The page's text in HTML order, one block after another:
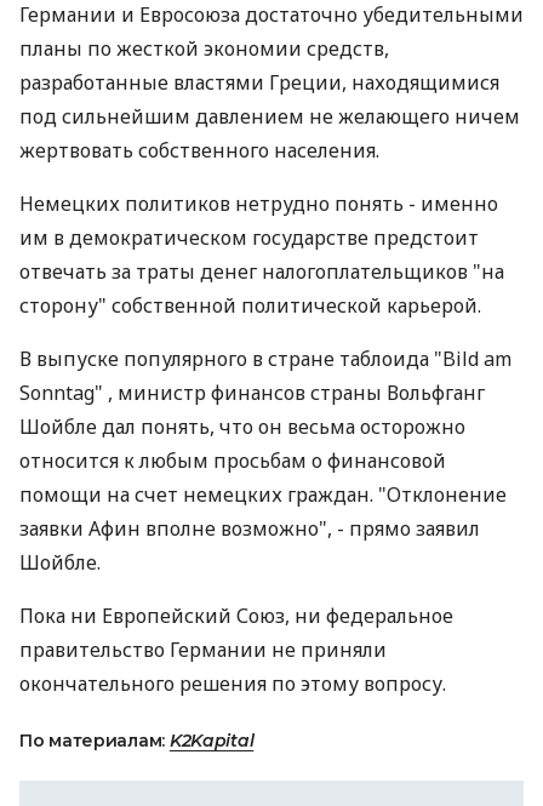
Германии и Евросоюза достаточно убедительными
планы по жесткой экономии средств,
разработанные властями Греции, находящимися
под сильнейшим давлением не желающего ничем
жертвовать собственного населения.
Немецких политиков нетрудно понять - именно
им в демократическом государстве предстоит
отвечать за траты денег налогоплательщиков "на
сторону" собственной политической карьерой.
В выпуске популярного в стране таблоида "Bild am
Sonntag" , министр финансов страны Вольфганг
Шойбле дал понять, что он весьма осторожно
относится к любым просьбам о финансовой
помощи на счет немецких граждан. "Отклонение
заявки Афин вполне возможно", - прямо заявил
Шойбле.
Пока ни Европейский Союз, ни федеральное
правительство Германии не приняли
окончательного решения по этому вопросу.
По материалам: K2Kapital